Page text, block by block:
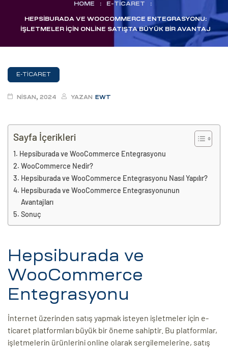
Aday
HOME : E-TICARET :
HEPSIBURADA VE WOOCOMMERCE ENTEGRASYONU:
İŞLETMELER IÇIN ONLINE SATIŞTA BÜYÜK BIR AVANTAJ
E-TICARET
NISAN, 2024 YAZAN EWT
Sayfa İçerikleri
Hepsiburada ve WooCommerce Entegrasyonu
WooCommerce Nedir?
Hepsiburada ve WooCommerce Entegrasyonu Nasıl Yapılır?
Hepsiburada ve WooCommerce Entegrasyonunun
Avantajları
Sonuç
Hepsiburada ve
WooCommerce
Entegrasyonu
İnternet üzerinden satış yapmak isteyen işletmeler için e-
ticaret platformları büyük bir öneme sahiptir. Bu platformlar,
işletmelerin ürünlerini online olarak sergilemelerine, satış